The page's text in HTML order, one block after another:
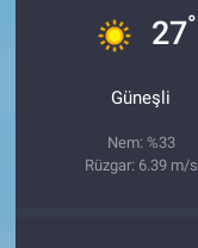
27°
Güneşli
Nem: %33
Rüzgar: 6.39 m/s